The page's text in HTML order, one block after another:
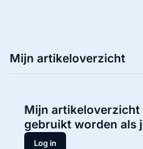
Mijn artikeloverzicht
Mijn artikeloverzicht
gebruikt worden als
Log in